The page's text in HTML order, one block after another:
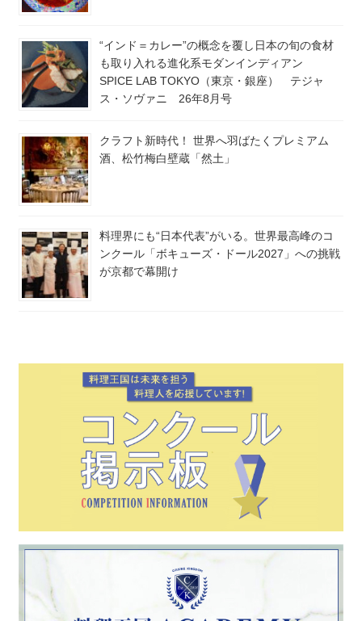
“インド＝カレー”の概念を覆し日本の旬の食材
も取り入れる進化系モダンインディアン
SPICE LAB TOKYO（東京・銀座） テジャ
ス・ソヴァニ 26年8月号
クラフト新時代！ 世界へ羽ばたくプレミアム
酒、松竹梅白壁蔵「然土」
料理界にも“日本代表”がいる。世界最高峰のコ
ンクール「ボキューズ・ドール2027」への挑戦
が京都で幕開け